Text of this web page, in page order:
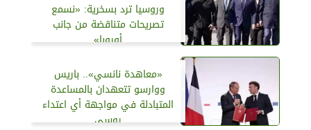
وروسيا ترد بسخرية: «نسمع
تصريحات متناقضة من جانب
أوروبا»
«معاهدة نانسي».. باريس
ووارسو تتعهدان بالمساعدة
المتبادلة في مواجهة أي اعتداء
روسي